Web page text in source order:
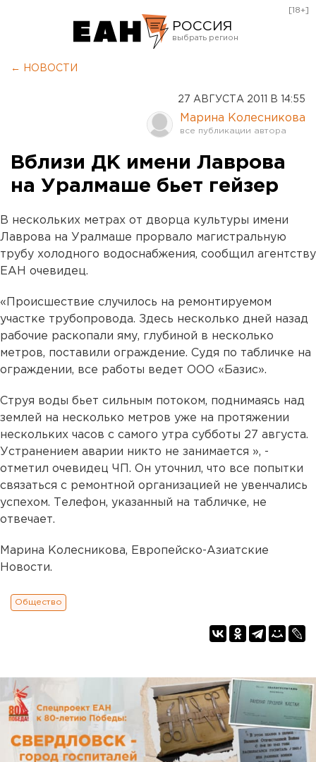
РОССИЯ
Оренбург
[18+]
← НОВОСТИ
27 АВГУСТА 2011 В 14:55
Марина Колесникова
Вблизи ДК имени Лаврова
на Уралмаше бьет гейзер
В нескольких метрах от дворца культуры имени
Лаврова на Уралмаше прорвало магистральную
трубу холодного водоснабжения, сообщил агентству
ЕАН очевидец.
«Происшествие случилось на ремонтируемом
участке трубопровода. Здесь несколько дней назад
рабочие раскопали яму, глубиной в несколько
метров, поставили ограждение. Судя по табличке на
ограждении, все работы ведет ООО «Базис».
Струя воды бьет сильным потоком, поднимаясь над
землей на несколько метров уже на протяжении
нескольких часов с самого утра субботы 27 августа.
Устранением аварии никто не занимается », -
отметил очевидец ЧП. Он уточнил, что все попытки
связаться с ремонтной организацией не увенчались
успехом. Телефон, указанный на табличке, не
отвечает.
Марина Колесникова, Европейско-Азиатские
Новости.
Общество